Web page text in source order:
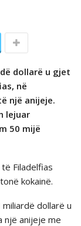
dollarë u gjet
në
një anijeje.
lejuar
50 mijë
Filadelfias
kokainë.
dollarë u
një anijeje me